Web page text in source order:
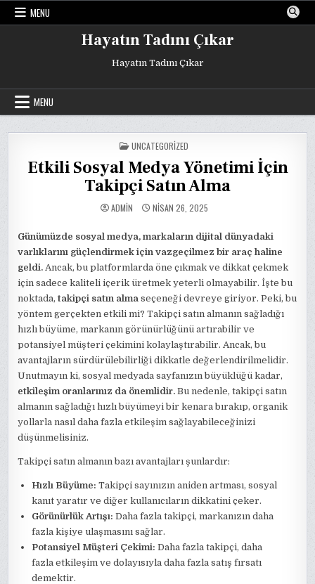
Skip
MENU
Hayatın Tadını Çıkar
Hayatın Tadını Çıkar
MENU
POSTED
IN
UNCATEGORIZED
Etkili Sosyal Medya Yönetimi İçin
Takipçi Satın Alma
ADMIN NISAN 26, 2025
Günümüzde sosyal medya, markaların dijital dünyadaki
varlıklarını güçlendirmek için vazgeçilmez bir araç haline
geldi. Ancak, bu platformlarda öne çıkmak ve dikkat çekmek
için sadece kaliteli içerik üretmek yeterli olmayabilir. İşte bu
noktada,takipçi satın alma seçeneği devreye giriyor. Peki, bu
yöntem gerçekten etkili mi? Takipçi satın almanın sağladığı
hızlı büyüme, markanın görünürlüğünü artırabilir ve
potansiyel müşteri çekimini kolaylaştırabilir. Ancak, bu
avantajların sürdürülebilirliği dikkatle değerlendirilmelidir.
Unutmayın ki, sosyal medyada sayfanızın büyüklüğü kadar,
etkileşim oranlarınız da önemlidir. Bu nedenle, takipçi satın
almanın sağladığı hızlı büyümeyi bir kenara bırakıp, organik
yollarla nasıl daha fazla etkileşim sağlayabileceğinizi
düşünmelisiniz.
Takipçi satın almanın bazı avantajları şunlardır:
Hızlı Büyüme: Takipçi sayınızın aniden artması, sosyal
kanıt yaratır ve diğer kullanıcıların dikkatini çeker.
Görünürlük Artışı: Daha fazla takipçi, markanızın daha
fazla kişiye ulaşmasını sağlar.
Potansiyel Müşteri Çekimi: Daha fazla takipçi, daha
fazla etkileşim ve dolayısıyla daha fazla satış fırsatı
demektir.